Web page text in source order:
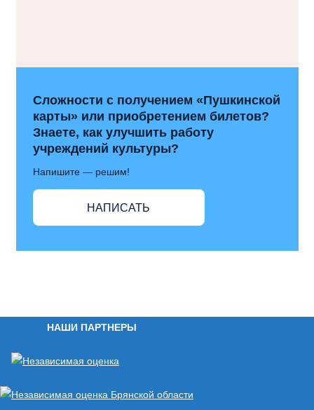
Сложности с получением «Пушкинской
карты» или приобретением билетов?
Знаете, как улучшить работу
учреждений культуры?
Напишите — решим!
НАПИСАТЬ
НАШИ ПАРТНЕРЫ